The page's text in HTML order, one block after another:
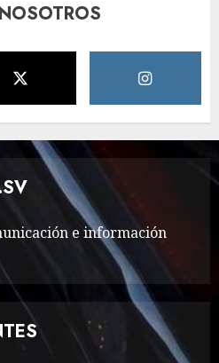
Cars in a Retro
full story of
extraordinary
rescue
14, 2024 1002
Goes
Feminine for
2018
16, 2024 765
e información